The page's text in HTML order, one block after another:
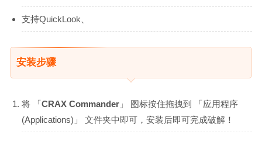
支持QuickLook、
安装步骤
将 「CRAX Commander 」 图标按住拖拽到 「应用程序
(Applications)」 文件夹中即可，安装后即可完成破解！